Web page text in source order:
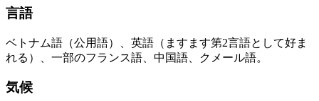
言語
ベトナム語（公用語）、英語（ますます第2言語として好ま
れる）、一部のフランス語、中国語、クメール語。
気候